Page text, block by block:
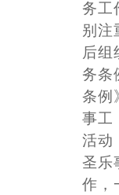
务工
别注
后组
务条
条例
事工
活动
圣乐
作，